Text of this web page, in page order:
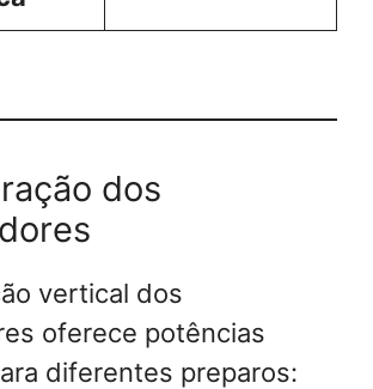
dos
vertical dos
oferece potências
diferentes preparos: